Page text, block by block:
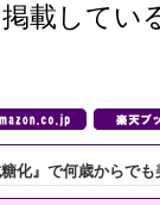
掲載してい
化』で何歳からでも